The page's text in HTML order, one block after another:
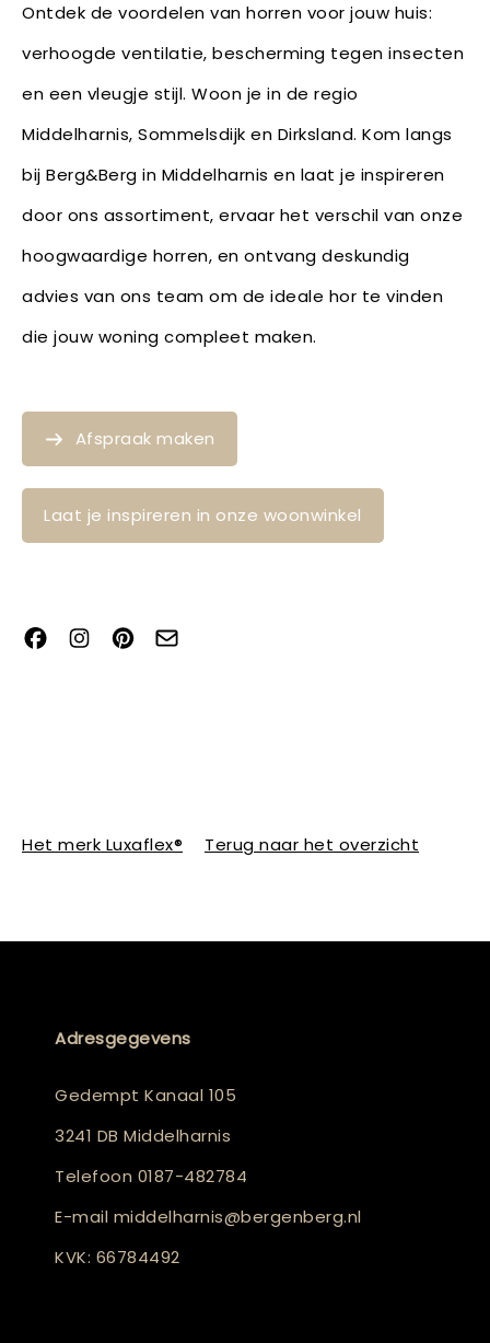
Ontdek de voordelen van horren voor jouw huis:
verhoogde ventilatie, bescherming tegen insecten
en een vleugje stijl. Woon je in de regio
Middelharnis, Sommelsdijk en Dirksland. Kom langs
bij Berg&Berg in Middelharnis en laat je inspireren
door ons assortiment, ervaar het verschil van onze
hoogwaardige horren, en ontvang deskundig
advies van ons team om de ideale hor te vinden
die jouw woning compleet maken.
Afspraak maken
Laat je inspireren in onze woonwinkel
Het merk Luxaflex® Terug naar het overzicht
Adresgegevens
Gedempt Kanaal 105
3241 DB Middelharnis
Telefoon 0187-482784
E-mail middelharnis@bergenberg.nl
KVK: 66784492